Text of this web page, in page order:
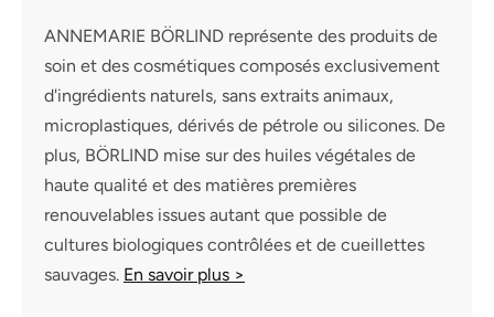
ANNEMARIE BÖRLIND représente des produits de
soin et des cosmétiques composés exclusivement
d'ingrédients naturels, sans extraits animaux,
microplastiques, dérivés de pétrole ou silicones. De
plus, BÖRLIND mise sur des huiles végétales de
haute qualité et des matières premières
renouvelables issues autant que possible de
cultures biologiques contrôlées et de cueillettes
sauvages. En savoir plus >